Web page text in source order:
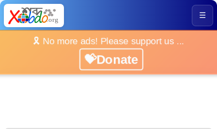
☰
🎗️ No more ads! Please support us ...
💝Donate